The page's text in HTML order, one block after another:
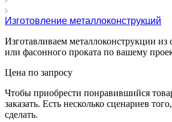
Изготовление металлоконструкций
Изготавливаем металлоконструкции из
или фасонного проката по вашему
Цена по запросу
Чтобы приобрести понравившийся
заказать. Есть несколько сценариев
сделать.